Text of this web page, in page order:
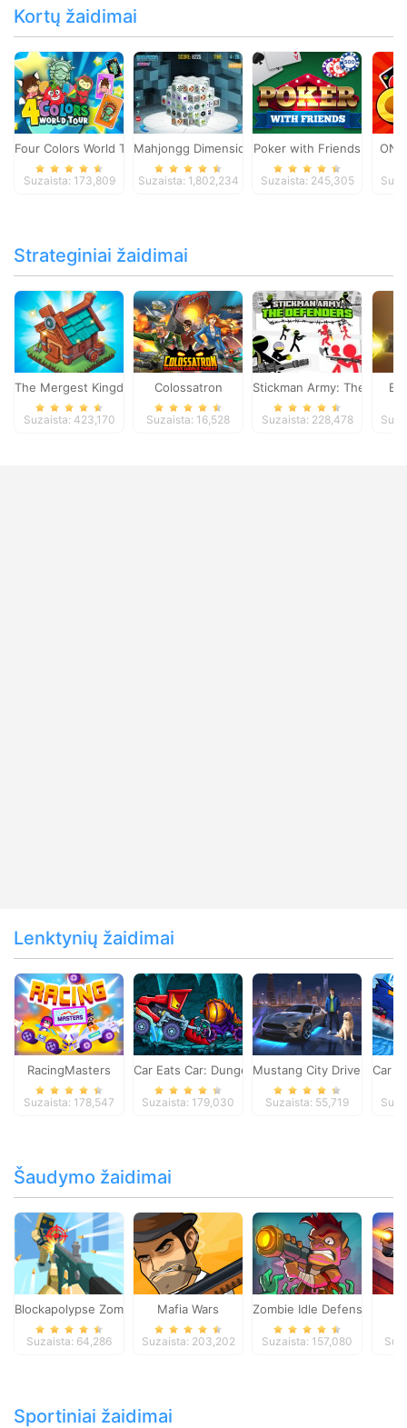
Kortų žaidimai
Four Colors World Tour
Suzaista: 173,809
Mahjongg Dimensions
Suzaista: 1,802,234
Poker with Friends
Suzaista: 245,305
Strateginiai žaidimai
The Mergest Kingdom
Suzaista: 423,170
Colossatron
Suzaista: 16,528
Stickman Army: The
Suzaista: 228,478
Lenktynių žaidimai
RacingMasters
Suzaista: 178,547
Car Eats Car: Dungeon Adventure
Suzaista: 179,030
Mustang City Driver
Suzaista: 55,719
Car
Šaudymo žaidimai
Blockapolypse Zombie Shooter
Suzaista: 64,286
Mafia Wars
Suzaista: 203,202
Zombie Idle Defense
Suzaista: 157,080
Sportiniai žaidimai